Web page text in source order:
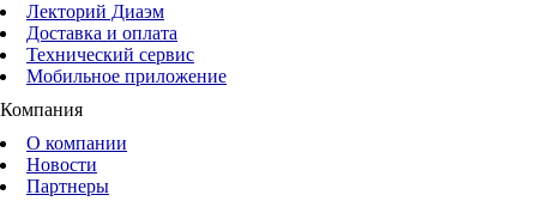
Лекторий Диаэм
Доставка и оплата
Технический сервис
Мобильное приложение
Компания
О компании
Новости
Партнеры